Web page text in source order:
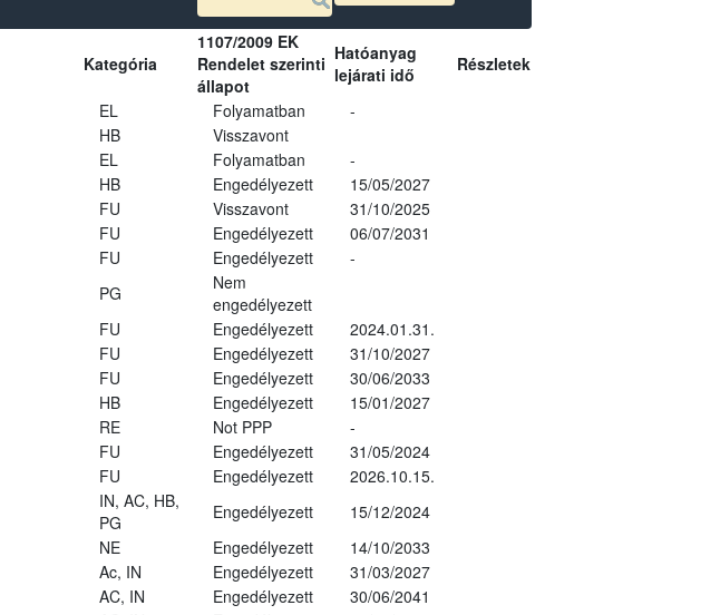
Kategória
1107/2009 EK
Rendelet szerinti
állapot
Hatóanyag
lejárati idő
Részletek
EL Folyamatban
-
HB
Visszavont
EL Folyamatban
-
HB Engedélyezett
15/05/2027
FU Visszavont
31/10/2025
FU Engedélyezett
06/07/2031
FU Engedélyezett
-
PG
Nem
engedélyezett
FU Engedélyezett
2024.01.31.
FU Engedélyezett
31/10/2027
FU Engedélyezett
30/06/2033
HB Engedélyezett
15/01/2027
RE Not PPP
-
FU Engedélyezett
31/05/2024
FU Engedélyezett
2026.10.15.
IN, AC, HB,
PG
Engedélyezett
15/12/2024
NE Engedélyezett
14/10/2033
Ac, IN Engedélyezett
31/03/2027
AC, IN Engedélyezett
30/06/2041